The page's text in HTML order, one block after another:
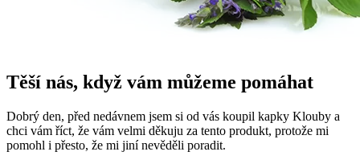
Těší nás, když vám můžeme pomáhat
Dobrý den, před nedávnem jsem si od vás koupil kapky Klouby a
chci vám říct, že vám velmi děkuju za tento produkt, protože mi
pomohl i přesto, že mi jiní nevěděli poradit.